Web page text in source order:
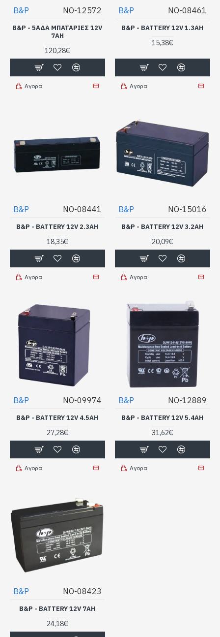
B&P NO-12572
B&P - 5ΆΔΑ ΜΠΑΤΑΡΊΕΣ 12V
7AH
120,28€
Αγορα
B&P NO-08461
B&P - BATTERY 12V 1.3AH
15,38€
Αγορα
B&P NO-08441
B&P - BATTERY 12V 2.3AH
18,35€
Αγορα
B&P NO-15016
B&P - BATTERY 12V 3.2AH
20,09€
Αγορα
B&P NO-09974
B&P - BATTERY 12V 4.5AH
27,28€
Αγορα
B&P NO-12889
B&P - BATTERY 12V 5.4AH
31,62€
Αγορα
B&P NO-08423
B&P - BATTERY 12V 7AH
24,18€